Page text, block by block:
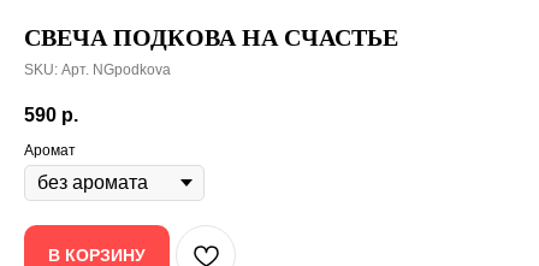
СВЕЧА ПОДКОВА НА СЧАСТЬЕ
SKU: Арт. NGpodkova
590 р.
Аромат
В КОРЗИНУ